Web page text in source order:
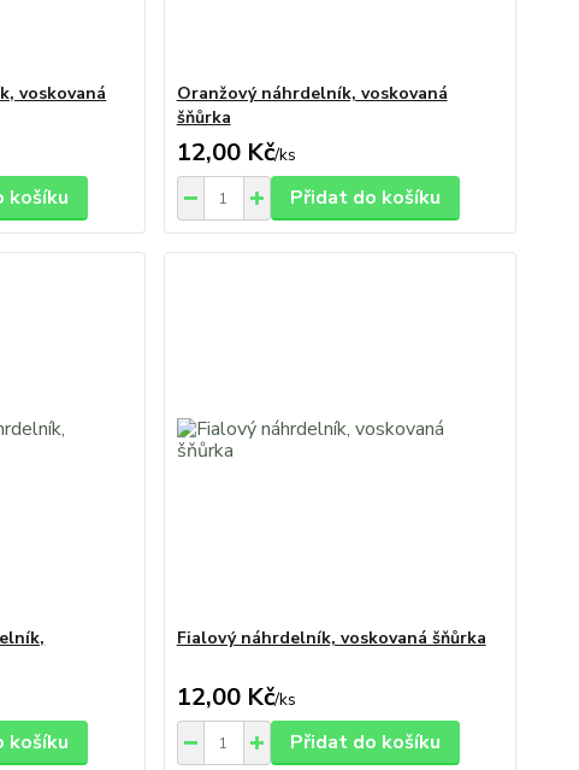
voskovaná
košíku
Oranžový náhrdelník, voskovaná
šňůrka
12,00 Kč/ks
Přidat do košíku
košíku
Fialový náhrdelník, voskovaná šňůrka
12,00 Kč/ks
Přidat do košíku